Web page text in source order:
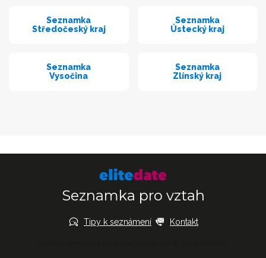
Seznamka
Středočeský kraj
Seznamka
Ústecký kraj
Seznamka
Vysočina
Seznamka
Zlínský kraj
Seznamka pro vztah
Tipy k seznámení Kontakt